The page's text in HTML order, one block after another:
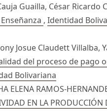
Guailla, César Ricardo
,Identidad
Josue Claudett Villalba,
del proceso de pago
Bolivariana
ELENA RAMOS-
EN LA